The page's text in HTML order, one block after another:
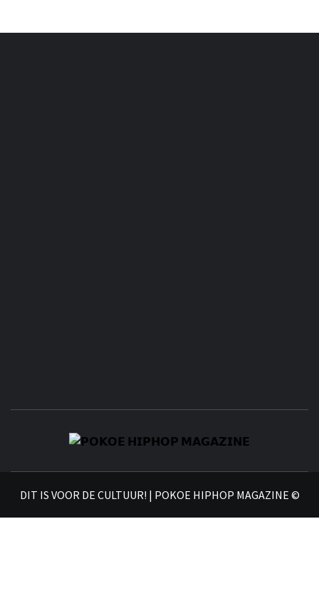
DIT IS VOOR DE CULTUUR! | POKOE HIPHOP MAGAZINE ©